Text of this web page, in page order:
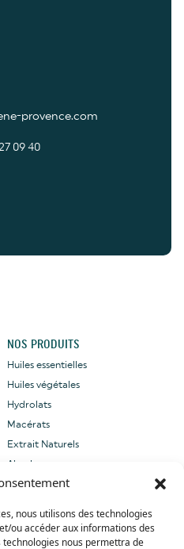
nous utilisons des technologies
ou accéder aux informations des
nous permettra de
provence.com
09 40
NOS PRODUITS
Huiles essentielles
Huiles végétales
Hydrolats
Macérats
Extrait Naturels
Absolues